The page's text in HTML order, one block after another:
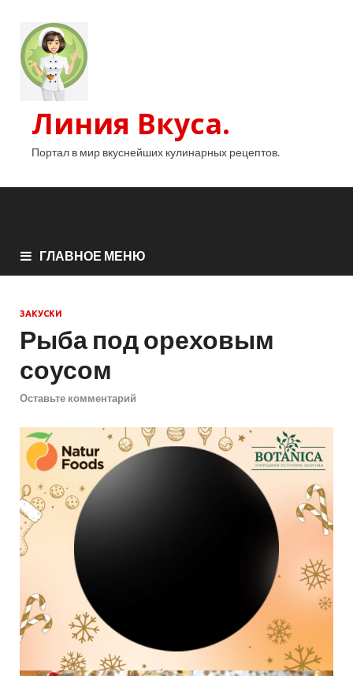
Линия Вкуса.
Портал в мир вкуснейших кулинарных рецептов.
ГЛАВНОЕ МЕНЮ
ЗАКУСКИ
Рыба под ореховым
соусом
Оставьте комментарий